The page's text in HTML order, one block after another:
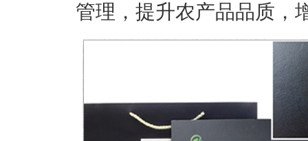
管理，提升农产品品质，